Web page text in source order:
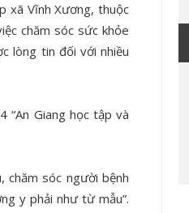
xã Vĩnh Xương, thuộc
chăm sóc sức khỏe
lòng tin đối với nhiều
“An Giang học tập và
chăm sóc người bệnh
y phải như từ mẫu”.